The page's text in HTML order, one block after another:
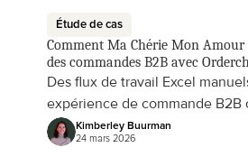
ses collections colorées à
Étude de cas
Comment Ma Chérie Mon
des commandes B2B avec
Des flux de travail Excel
expérience de commande B2B
Kimberley Buurman
24 mars 2026